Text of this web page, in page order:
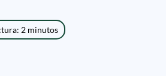
2 minutos